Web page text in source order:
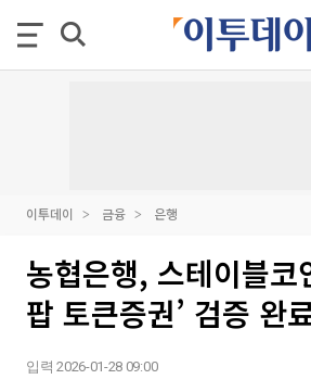
이투데이 금융 은행
농협은행, 스테이블코
팝 토큰증권’ 검증 완
입력 2026-01-28 09:00